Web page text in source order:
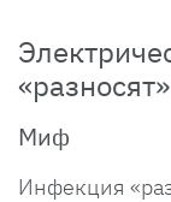
Миф
Инфекция